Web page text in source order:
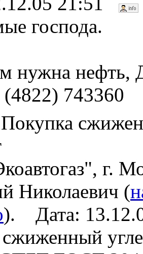
господа.
нужна нефть,
(4822) 743360
г.
Николаевич (
). Дата: